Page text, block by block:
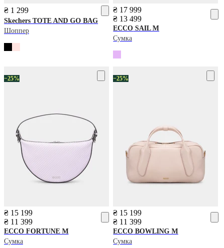
₴ 1 299
Skechers TOTE AND GO BAG
Шоппер
₴ 17 999
₴ 13 499
ECCO SAIL M
Сумка
−25%
₴ 15 199
₴ 11 399
ECCO FORTUNE M
Сумка
−25%
₴ 15 199
₴ 11 399
ECCO BOWLING M
Сумка